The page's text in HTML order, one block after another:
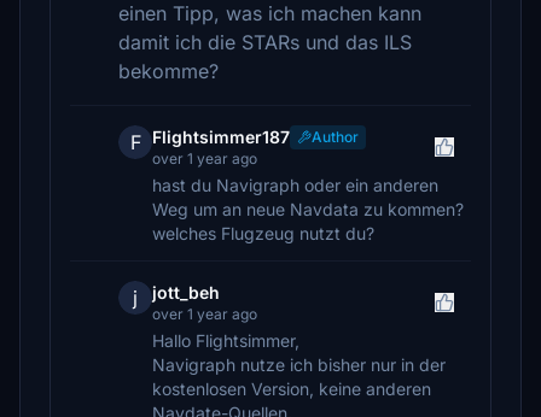
einen Tipp, was ich machen kann
damit ich die STARs und das ILS
bekomme?
F Flightsimmer187
Author
over 1 year ago
hast du Navigraph oder ein anderen
Weg um an neue Navdata zu kommen?
welches Flugzeug nutzt du?
j jott_beh
over 1 year ago
Hallo Flightsimmer,
Navigraph nutze ich bisher nur in der
kostenlosen Version, keine anderen
Navdate-Quellen.